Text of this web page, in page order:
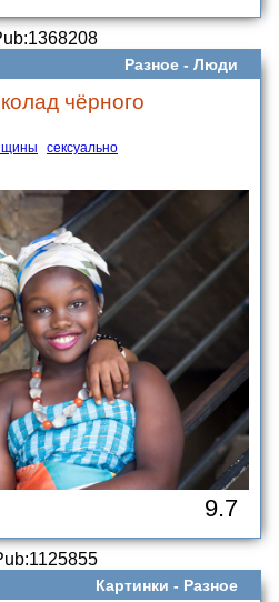
Разное - Люди
чёрного
сексуально
9.7
Картинки - Разное